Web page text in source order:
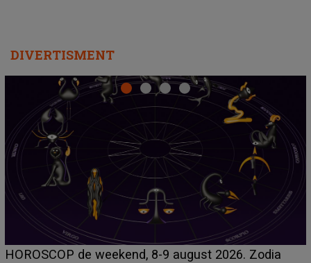
DIVERTISMENT
Emanuel a ținut ACEST DETALIU ASCUNS până